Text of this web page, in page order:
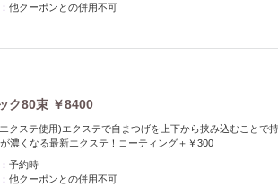
他クーポンとの併用不可
ク80束 ￥8400
クステ使用)エクステで自まつげを上下から挟み込むことで
濃くなる最新エクステ！コーティング＋￥300
予約時
他クーポンとの併用不可